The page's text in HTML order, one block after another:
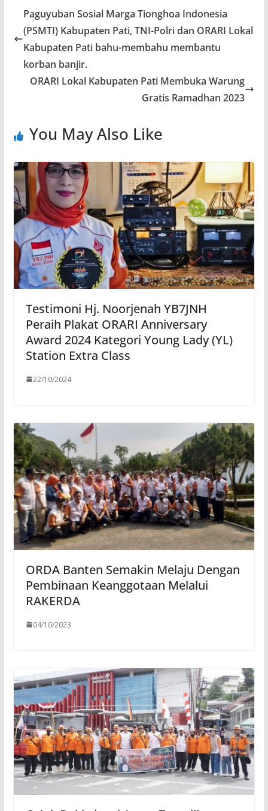
Paguyuban Sosial Marga Tionghoa Indonesia
(PSMTI) Kabupaten Pati, TNI-Polri dan ORARI Lokal
Kabupaten Pati bahu-membahu membantu
korban banjir.
ORARI Lokal Kabupaten Pati Membuka Warung
Gratis Ramadhan 2023
You May Also Like
Testimoni Hj. Noorjenah YB7JNH
Peraih Plakat ORARI Anniversary
Award 2024 Kategori Young Lady (YL)
Station Extra Class
22/10/2024
ORDA Banten Semakin Melaju Dengan
Pembinaan Keanggotaan Melalui
RAKERDA
04/10/2023